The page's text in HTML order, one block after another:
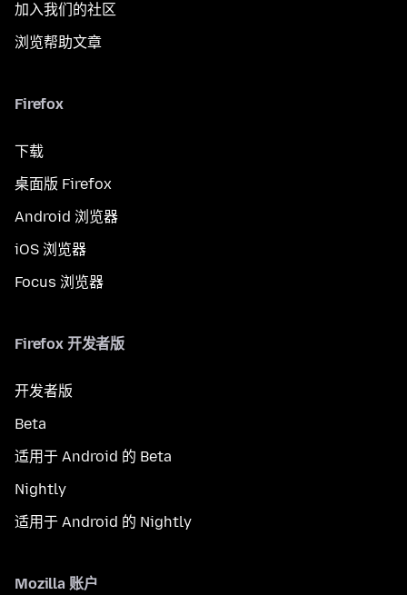
加入我们的社区
浏览帮助文章
Firefox
下载
桌面版 Firefox
Android 浏览器
iOS 浏览器
Focus 浏览器
Firefox 开发者版
开发者版
Beta
适用于 Android 的 Beta
Nightly
适用于 Android 的 Nightly
Mozilla 账户